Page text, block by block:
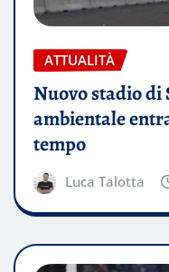
ATTUALITÀ
Nuovo stadio di
ambientale
tempo
Luca Talotta